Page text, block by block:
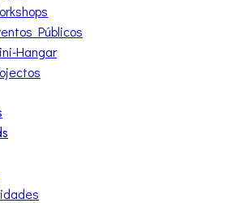
Públicos
Hangar